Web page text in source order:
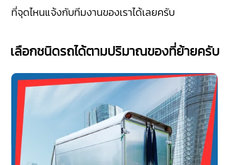
ที่จุดไหนแจ้งกับทีมงานของเราได้เลยครับ
เลือกชนิดรถได้ตามปริมาณของที่ย้ายครับ